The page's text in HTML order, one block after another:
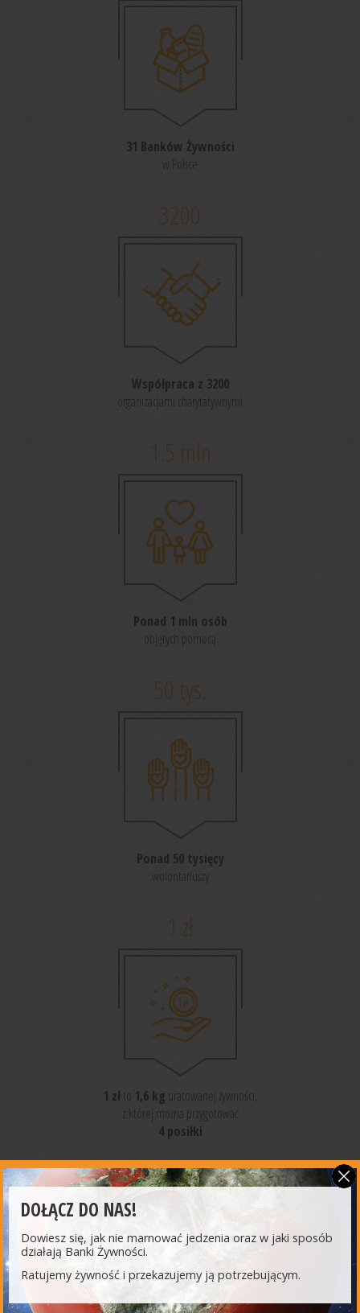
31 Banków Żywności
w Polsce
3200
Współpraca z 3200
organizacjami charytatywnymi
1.5 mln
Ponad 1 mln osób
objętych pomocą
50 tys.
Ponad 50 tysięcy
wolontariuszy
1 zł
1 złto 1,6 kg uratowanej żywności,
z której można przygotować
4 posiłki
NAJNOWSZEAKTUALNOŚCI
DOŁĄCZ DO NAS!
Dowiesz się, jak nie marnować jedzenia oraz w jaki sposób
działają Banki Żywności.
Ratujemy żywność i przekazujemy ją potrzebującym.